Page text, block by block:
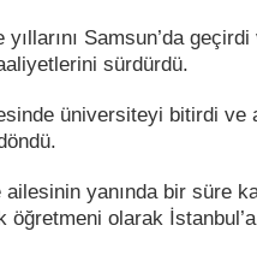
Samsun’da
sürdürdü.
üniversiteyi bitirdi ve
ailesinin yanında bir süre
öğretmeni olarak İstanbul’a